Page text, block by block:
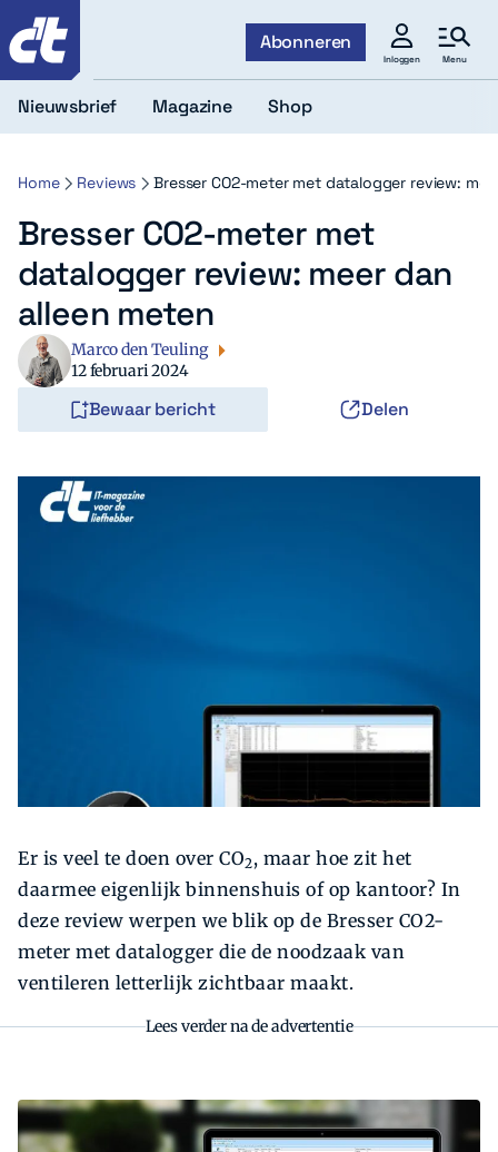
Abonneren
Inloggen Menu
Zoek
Nieuwsbrief Magazine Shop
Home Reviews Bresser CO2-meter met datalogger review:
Bresser CO2-meter met
datalogger review: meer dan
alleen meten
Marco den Teuling
12 februari 2024
Bewaar bericht Delen
Er is veel te doen over CO2, maar hoe zit het
daarmee eigenlijk binnenshuis of op kantoor? In
deze review werpen we blik op de Bresser CO2-
meter met datalogger die de noodzaak van
ventileren letterlijk zichtbaar maakt.
Lees verder na de advertentie